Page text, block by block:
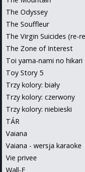
The Odyssey
The Souffleur
The Virgin Suicides (re-
The Zone of Interest
Toi yama-nami no hikari
Toy Story 5
Trzy kolory: biały
Trzy kolory: czerwony
Trzy kolory: niebieski
TÁR
Vaiana
Vaiana - wersja karaoke
Vie privee
Wall-E